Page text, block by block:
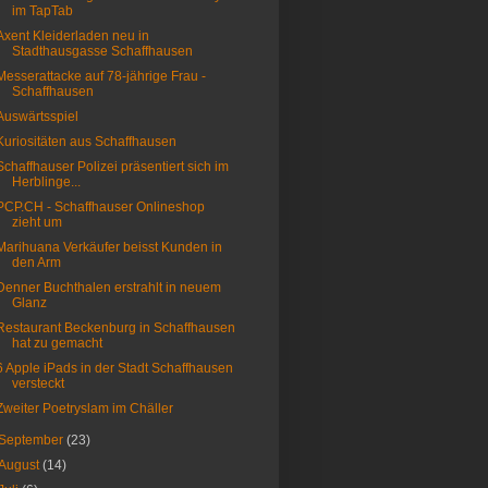
im TapTab
Kleiderladen neu in
Stadthausgasse Schaffhausen
auf 78-jährige Frau -
Schaffhausen
aus Schaffhausen
Polizei präsentiert sich im
Herblinge...
- Schaffhauser Onlineshop
zieht um
Verkäufer beisst Kunden in
den Arm
Buchthalen erstrahlt in neuem
Glanz
Beckenburg in Schaffhausen
hat zu gemacht
Apple iPads in der Stadt Schaffhausen
versteckt
Poetryslam im Chäller
(23)
(14)